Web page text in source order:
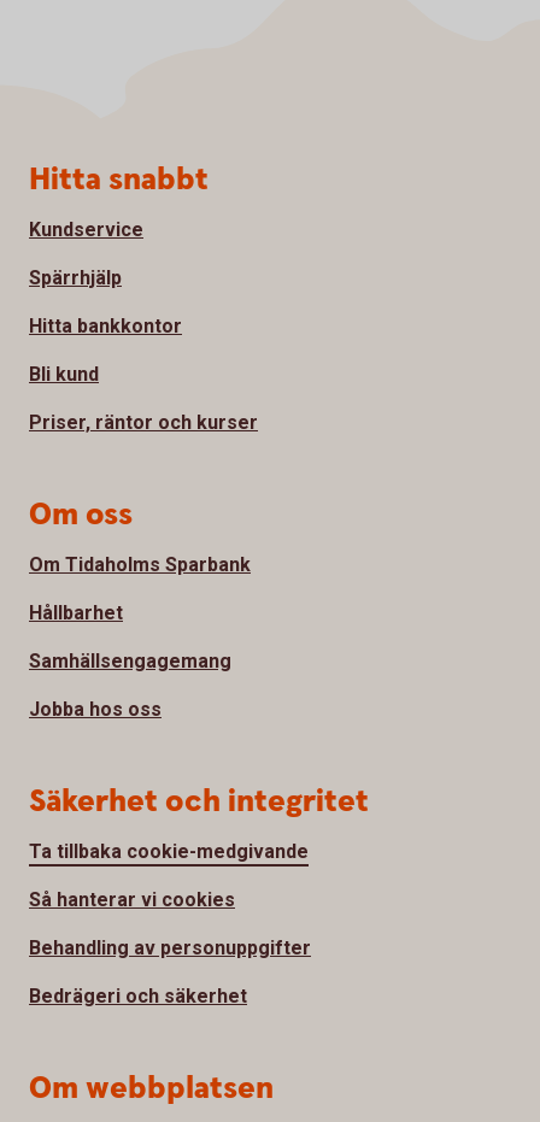
Sidfot
Hitta snabbt
Kundservice
Spärrhjälp
Hitta bankkontor
Bli kund
Priser, räntor och kurser
Om oss
Om Tidaholms Sparbank
Hållbarhet
Samhällsengagemang
Jobba hos oss
Säkerhet och integritet
Ta tillbaka cookie-medgivande
Så hanterar vi cookies
Behandling av personuppgifter
Bedrägeri och säkerhet
Om webbplatsen